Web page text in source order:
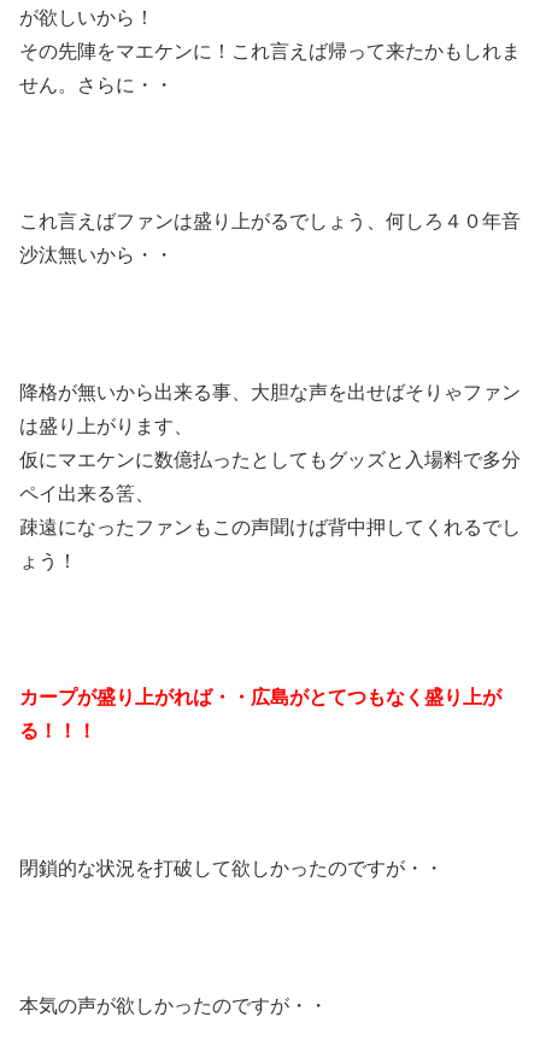
が欲しいから！
その先陣をマエケンに！これ言えば帰って来たかもしれま
せん。さらに・・
これ言えばファンは盛り上がるでしょう、何しろ４０年音
沙汰無いから・・
降格が無いから出来る事、大胆な声を出せばそりゃファン
は盛り上がります、
仮にマエケンに数億払ったとしてもグッズと入場料で多分
ペイ出来る筈、
疎遠になったファンもこの声聞けば背中押してくれるでし
ょう！
カープが盛り上がれば・・広島がとてつもなく盛り上が
る！！！
閉鎖的な状況を打破して欲しかったのですが・・
本気の声が欲しかったのですが・・